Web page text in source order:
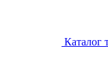
Каталог